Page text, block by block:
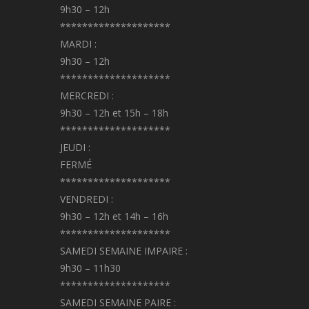
9h30 – 12h
********************
MARDI :
9h30 – 12h
********************
MERCREDI :
9h30 – 12h et 15h – 18h
********************
JEUDI :
FERMÉ
********************
VENDREDI :
9h30 – 12h et 14h – 16h
********************
SAMEDI SEMAINE IMPAIRE :
9h30 – 11h30
********************
SAMEDI SEMAINE PAIRE :